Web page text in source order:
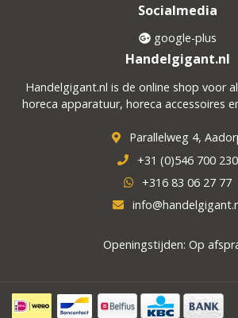
Socialmedia
google-plus
Handelgigant.nl
Handelgigant.nl is de online shop voor
horeca apparatuur, horeca accessoires
Parallelweg 4,
+31 (0)546 700 230
+316 83 06 27 77
Openingstijden: Op